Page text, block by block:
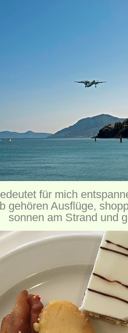
für mich
gehören Ausflüge,
sonnen am Strand und